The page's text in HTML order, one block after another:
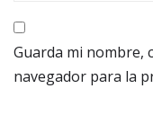
Guarda mi nombre,
navegador para la